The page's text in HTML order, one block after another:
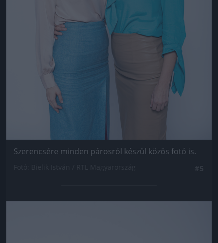
Szerencsére minden párosról készül közös fotó is.